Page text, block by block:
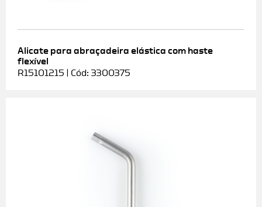
Alicate para abraçadeira elástica com haste
flexível
R15101215 | Cód: 3300375